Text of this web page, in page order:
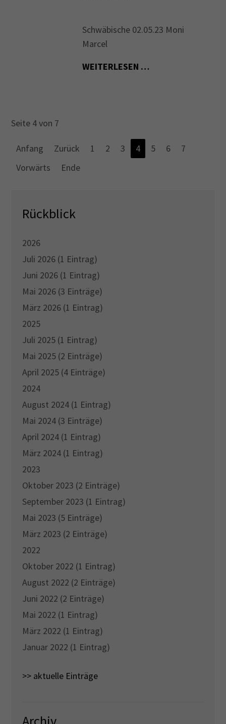
Schwäbische 02.05.23 Moni
Marcel
WEITERLESEN …
Seite 4 von 7
Anfang Zurück 1 2 3 4 5 6
7
Vorwärts
Ende
Rückblick
2026
Juli 2026 (1 Eintrag)
Juni 2026 (1 Eintrag)
Mai 2026 (3 Einträge)
März 2026 (1 Eintrag)
2025
Juli 2025 (1 Eintrag)
Mai 2025 (2 Einträge)
April 2025 (4 Einträge)
2024
August 2024 (1 Eintrag)
Mai 2024 (3 Einträge)
April 2024 (1 Eintrag)
März 2024 (1 Eintrag)
2023
Oktober 2023 (2 Einträge)
September 2023 (1 Eintrag)
Mai 2023 (5 Einträge)
März 2023 (2 Einträge)
2022
Oktober 2022 (1 Eintrag)
August 2022 (2 Einträge)
Juni 2022 (2 Einträge)
Mai 2022 (1 Eintrag)
März 2022 (1 Eintrag)
Januar 2022 (1 Eintrag)
>> aktuelle Einträge